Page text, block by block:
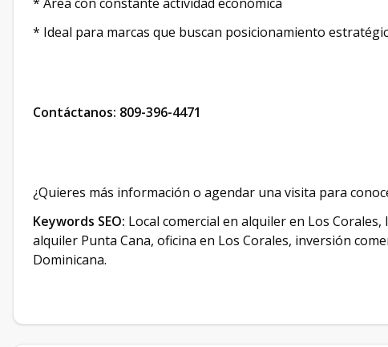
* Ideal para marcas que buscan posicionamiento
Contáctanos: 809-396-4471
¿Quieres más información o agendar una visita para
Keywords SEO: Local comercial en alquiler en Los
alquiler Punta Cana, oficina en Los Corales, inversión
Dominicana.